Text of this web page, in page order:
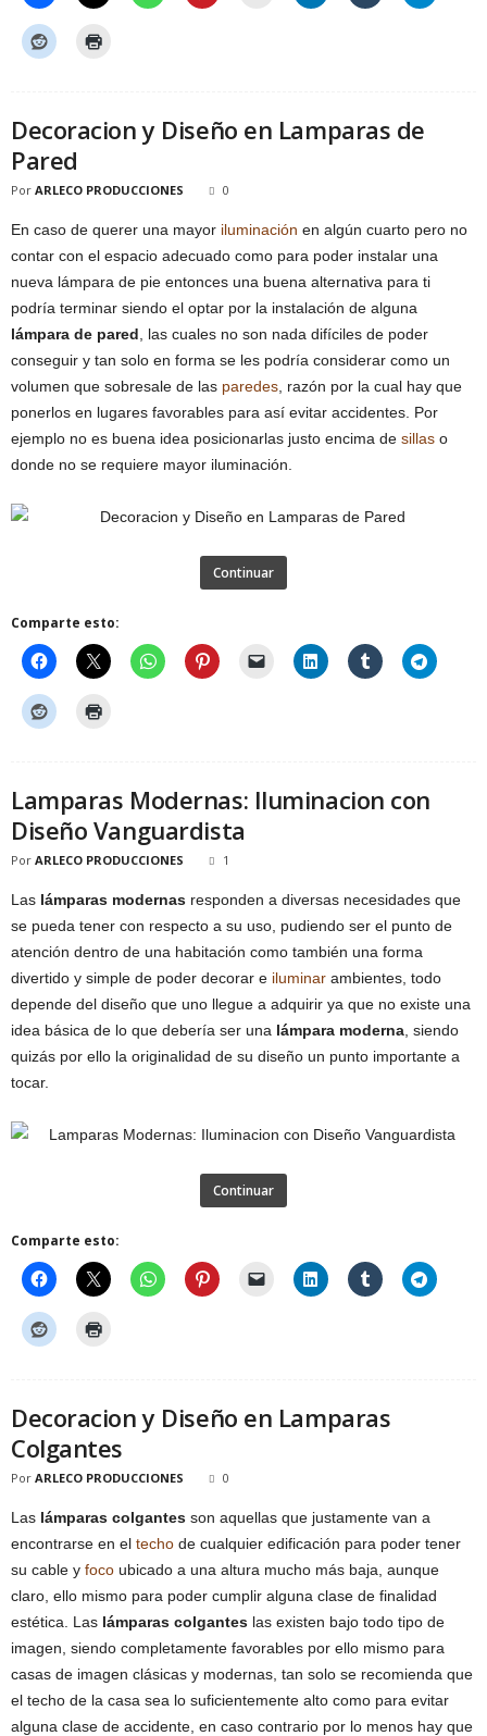
Decoracion y Diseño en Lamparas de
Pared
Por ARLECO PRODUCCIONES 0
En caso de querer una mayor iluminación en algún cuarto pero no
contar con el espacio adecuado como para poder instalar una
nueva lámpara de pie entonces una buena alternativa para ti
podría terminar siendo el optar por la instalación de alguna
lámpara de pared , las cuales no son nada difíciles de poder
conseguir y tan solo en forma se les podría considerar como un
volumen que sobresale de las paredes , razón por la cual hay que
ponerlos en lugares favorables para así evitar accidentes. Por
ejemplo no es buena idea posicionarlas justo encima de sillas o
donde no se requiere mayor iluminación.
Continuar
Comparte esto:
Lamparas Modernas: Iluminacion con
Diseño Vanguardista
Por ARLECO PRODUCCIONES 1
Las lámparas modernas responden a diversas necesidades que
se pueda tener con respecto a su uso, pudiendo ser el punto de
atención dentro de una habitación como también una forma
divertido y simple de poder decorar e iluminar ambientes, todo
depende del diseño que uno llegue a adquirir ya que no existe una
idea básica de lo que debería ser una lámpara moderna , siendo
quizás por ello la originalidad de su diseño un punto importante a
tocar.
Continuar
Comparte esto:
Decoracion y Diseño en Lamparas
Colgantes
Por ARLECO PRODUCCIONES 0
Las lámparas colgantes son aquellas que justamente van a
encontrarse en el techo de cualquier edificación para poder tener
su cable y foco ubicado a una altura mucho más baja, aunque
claro, ello mismo para poder cumplir alguna clase de finalidad
estética. Las lámparas colgantes las existen bajo todo tipo de
imagen, siendo completamente favorables por ello mismo para
casas de imagen clásicas y modernas, tan solo se recomienda que
el techo de la casa sea lo suficientemente alto como para evitar
alguna clase de accidente, en caso contrario por lo menos hay que